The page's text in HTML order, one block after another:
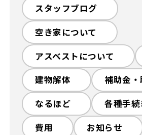
解体工事の流れ
会社概要
施工事例
現場ブログ
スタッフブログ
空き家について
アスベストについて
建物解体
補助金
なるほど
各種手続
費用
お知らせ